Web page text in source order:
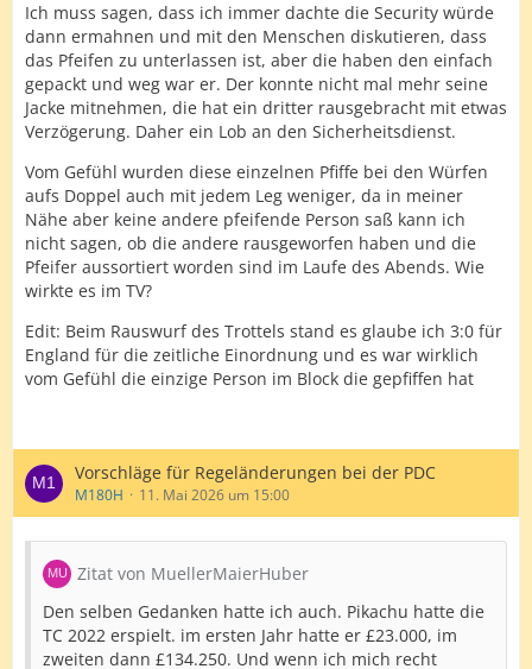
Ich muss sagen, dass ich immer dachte die Security würde
dann ermahnen und mit den Menschen diskutieren, dass
das Pfeifen zu unterlassen ist, aber die haben den einfach
gepackt und weg war er. Der konnte nicht mal mehr seine
Jacke mitnehmen, die hat ein dritter rausgebracht mit etwas
Verzögerung. Daher ein Lob an den Sicherheitsdienst.
Vom Gefühl wurden diese einzelnen Pfiffe bei den Würfen
aufs Doppel auch mit jedem Leg weniger, da in meiner
Nähe aber keine andere pfeifende Person saß kann ich
nicht sagen, ob die andere rausgeworfen haben und die
Pfeifer aussortiert worden sind im Laufe des Abends. Wie
wirkte es im TV?
Edit: Beim Rauswurf des Trottels stand es glaube ich 3:0 für
England für die zeitliche Einordnung und es war wirklich
vom Gefühl die einzige Person im Block die gepfiffen hat
Vorschläge für Regeländerungen bei der PDC
M180H 11. Mai 2026 um 15:00
Zitat von MuellerMaierHuber
Den selben Gedanken hatte ich auch. Pikachu hatte die
TC 2022 erspielt. im ersten Jahr hatte er £23.000, im
zweiten dann £134.250. Und wenn ich mich recht